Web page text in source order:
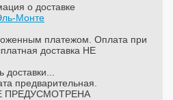
о доставке
Монте
платежом. Оплата при
доставка НЕ
предварительная.
ПРЕДУСМОТРЕНА